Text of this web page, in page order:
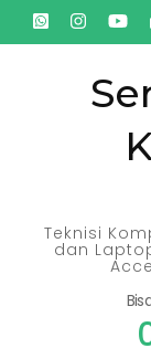
Lompat
ke
Teknisi
dan